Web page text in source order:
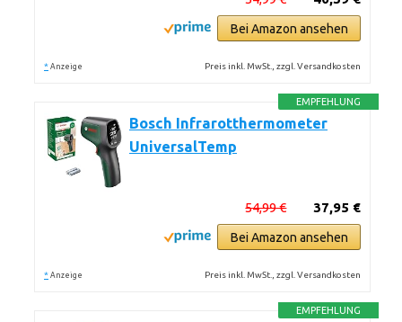
Bei Amazon ansehen
* Anzeige Preis inkl. MwSt., zzgl. Versandkosten
EMPFEHLUNG
Bosch Infrarotthermometer
UniversalTemp
37,95 €
54,99 €
Bei Amazon ansehen
* Anzeige Preis inkl. MwSt., zzgl. Versandkosten
EMPFEHLUNG